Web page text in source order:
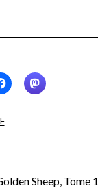
Sheep, Tome 1